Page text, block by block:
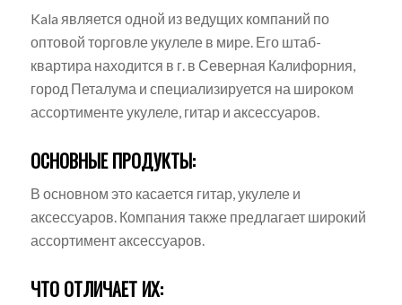
Kala является одной из ведущих компаний по
оптовой торговле укулеле в мире. Его штаб-
квартира находится в г. в Северная Калифорния,
город Петалума и специализируется на широком
ассортименте укулеле, гитар и аксессуаров.
ОСНОВНЫЕ ПРОДУКТЫ:
В основном это касается гитар, укулеле и
аксессуаров. Компания также предлагает широкий
ассортимент аксессуаров.
ЧТО ОТЛИЧАЕТ ИХ: